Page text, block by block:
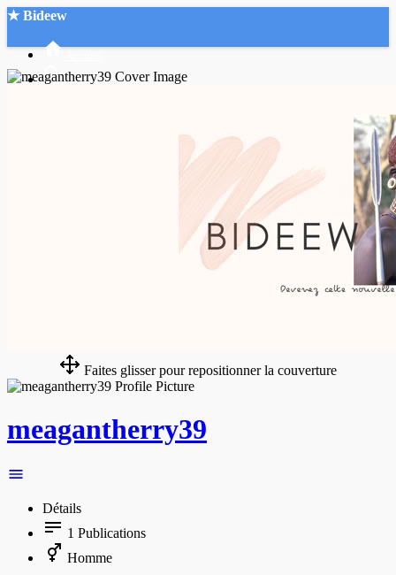
★ Bideew
Faites glisser pour repositionner la couverture
meagantherry39
Détails
1 Publications
Homme